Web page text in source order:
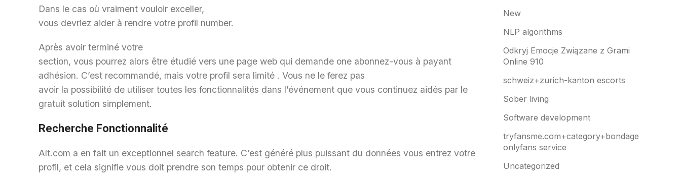
Dans le cas où vraiment vouloir exceller,
vous devriez aider à rendre votre profil number.
Après avoir terminé votre
section, vous pourrez alors être étudié vers une page web qui demande one abonnez-vous à payant
adhésion. C’est recommandé, mais votre profil sera limité . Vous ne le ferez pas
avoir la possibilité de utiliser toutes les fonctionnalités dans l’événement que vous continuez aidés par le
gratuit solution simplement.
Recherche Fonctionnalité
Alt.com a en fait un exceptionnel search feature. C’est généré plus puissant du données vous entrez votre
profil, et cela signifie vous doit prendre son temps pour obtenir ce droit.
New
NLP algorithms
Odkryj Emocje Związane z Grami
Online 910
schweiz+zurich-kanton escorts
Sober living
Software development
tryfansme.com+category+bondage
onlyfans service
Uncategorized